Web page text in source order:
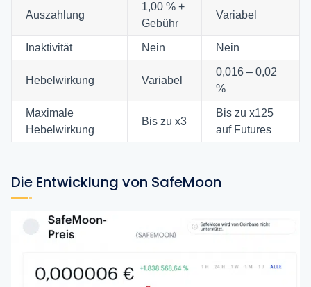
Auszahlung
1,00 % +
Gebühr
Variabel
Inaktivität Nein Nein
Hebelwirkung Variabel
0,016 – 0,02
%
Maximale
Hebelwirkung
Bis zu x3
Bis zu x125
auf Futures
Die Entwicklung von SafeMoon